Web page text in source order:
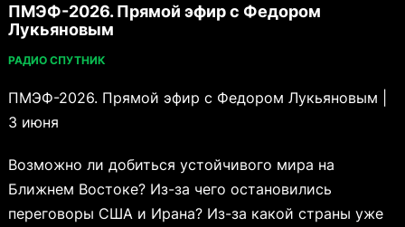
ПМЭФ-2026. Прямой эфир с Федором
Лукьяновым
РАДИО СПУТНИК
ПМЭФ-2026. Прямой эфир с Федором Лукьяновым |
3 июня
Возможно ли добиться устойчивого мира на
Ближнем Востоке? Из-за чего остановились
переговоры США и Ирана? Из-за какой страны уже